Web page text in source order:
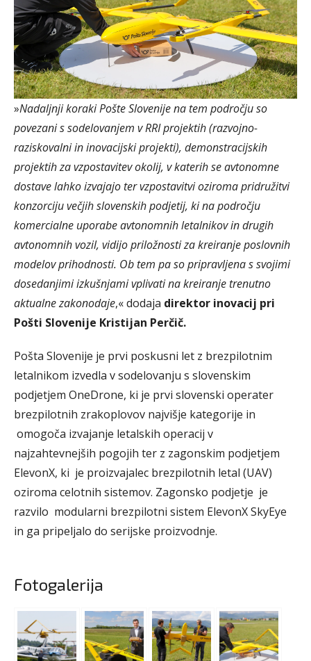
»Nadaljnji koraki Pošte Slovenije na tem področju so
povezani s sodelovanjem v RRI projektih (razvojno-
raziskovalni in inovacijski projekti), demonstracijskih
projektih za vzpostavitev okolij, v katerih se avtonomne
dostave lahko izvajajo ter vzpostavitvi oziroma pridružitvi
konzorciju večjih slovenskih podjetij, ki na področju
komercialne uporabe avtonomnih letalnikov in drugih
avtonomnih vozil, vidijo priložnosti za kreiranje poslovnih
modelov prihodnosti. Ob tem pa so pripravljena s svojimi
dosedanjimi izkušnjami vplivati na kreiranje trenutno
aktualne zakonodaje,« dodaja direktor inovacij pri
Pošti Slovenije Kristijan Perčič.
Pošta Slovenije je prvi poskusni let z brezpilotnim
letalnikom izvedla v sodelovanju s slovenskim
podjetjem OneDrone, ki je prvi slovenski operater
brezpilotnih zrakoplovov najvišje kategorije in
omogoča izvajanje letalskih operacij v
najzahtevnejših pogojih ter z zagonskim podjetjem
ElevonX, ki je proizvajalec brezpilotnih letal (UAV)
oziroma celotnih sistemov. Zagonsko podjetje je
razvilo modularni brezpilotni sistem ElevonX SkyEye
in ga pripeljalo do serijske proizvodnje.
Fotogalerija